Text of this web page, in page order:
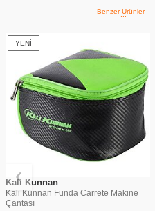
Benzer Ürünler
YENI
Kali Kunnan
Kali Kunnan Funda Carrete Makine
Çantası